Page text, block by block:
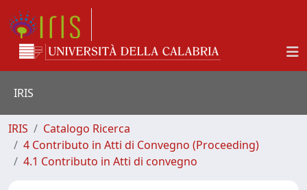
IRIS
IRIS
Catalogo Ricerca
4 Contributo in Atti di Convegno (Proceeding)
4.1 Contributo in Atti di convegno